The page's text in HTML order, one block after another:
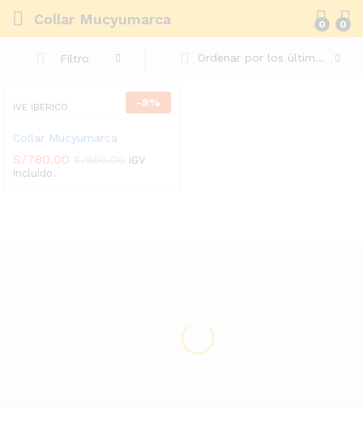
Collar Mucyumarca 0 0
Filtro Ordenar por los últimos
-8%
IVE IBERICO
Collar Mucyumarca
S/780.00
IGV
Incluido.